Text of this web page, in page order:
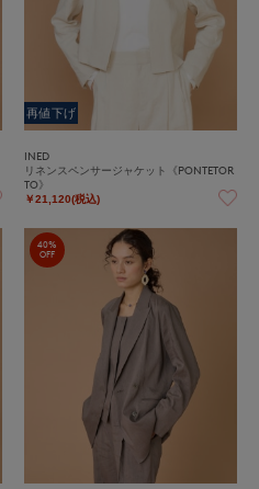
再値下げ
INED
リネンスペンサージャケット《PONTETOR
TO》
￥21,120(税込)
40%
OFF